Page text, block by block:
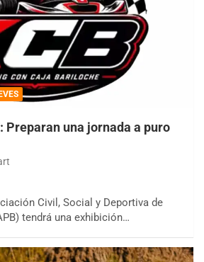
Preparan una jornada a puro
Civil, Social y Deportiva de
tendrá una exhibición…